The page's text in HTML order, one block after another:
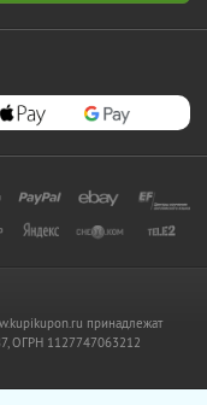
принадлежат
ОГРН 1127747063212